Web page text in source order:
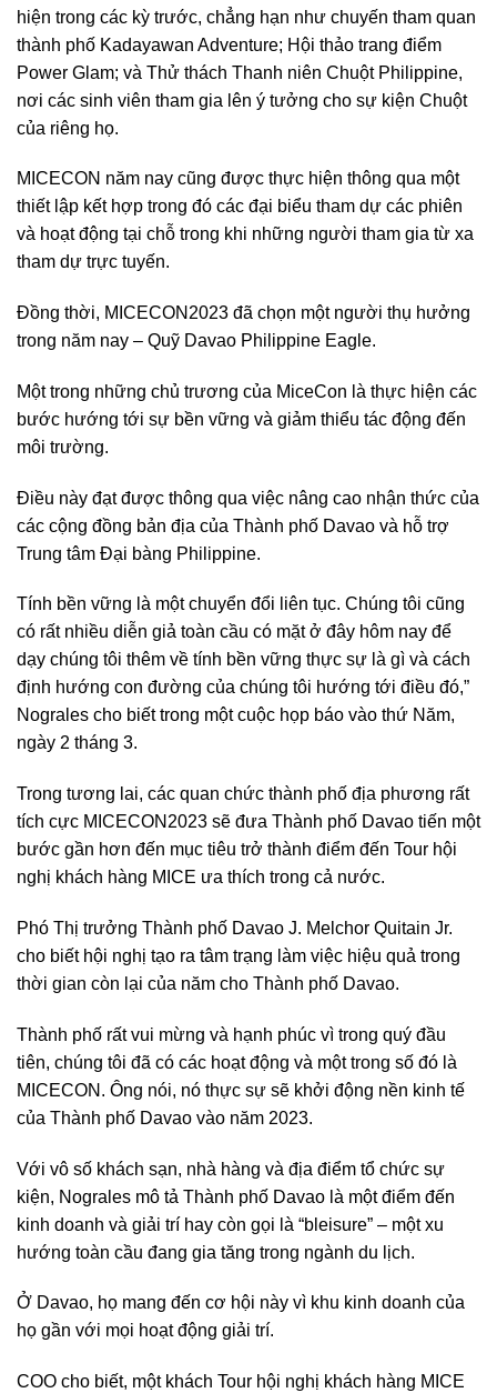
hiện trong các kỳ trước, chẳng hạn như chuyến tham quan
thành phố Kadayawan Adventure; Hội thảo trang điểm
Power Glam; và Thử thách Thanh niên Chuột Philippine,
nơi các sinh viên tham gia lên ý tưởng cho sự kiện Chuột
của riêng họ.
MICECON năm nay cũng được thực hiện thông qua một
thiết lập kết hợp trong đó các đại biểu tham dự các phiên
và hoạt động tại chỗ trong khi những người tham gia từ xa
tham dự trực tuyến.
Đồng thời, MICECON2023 đã chọn một người thụ hưởng
trong năm nay – Quỹ Davao Philippine Eagle.
Một trong những chủ trương của MiceCon là thực hiện các
bước hướng tới sự bền vững và giảm thiểu tác động đến
môi trường.
Điều này đạt được thông qua việc nâng cao nhận thức của
các cộng đồng bản địa của Thành phố Davao và hỗ trợ
Trung tâm Đại bàng Philippine.
Tính bền vững là một chuyển đổi liên tục. Chúng tôi cũng
có rất nhiều diễn giả toàn cầu có mặt ở đây hôm nay để
dạy chúng tôi thêm về tính bền vững thực sự là gì và cách
định hướng con đường của chúng tôi hướng tới điều đó,”
Nograles cho biết trong một cuộc họp báo vào thứ Năm,
ngày 2 tháng 3.
Trong tương lai, các quan chức thành phố địa phương rất
tích cực MICECON2023 sẽ đưa Thành phố Davao tiến một
bước gần hơn đến mục tiêu trở thành điểm đến Tour hội
nghị khách hàng MICE ưa thích trong cả nước.
Phó Thị trưởng Thành phố Davao J. Melchor Quitain Jr.
cho biết hội nghị tạo ra tâm trạng làm việc hiệu quả trong
thời gian còn lại của năm cho Thành phố Davao.
Thành phố rất vui mừng và hạnh phúc vì trong quý đầu
tiên, chúng tôi đã có các hoạt động và một trong số đó là
MICECON. Ông nói, nó thực sự sẽ khởi động nền kinh tế
của Thành phố Davao vào năm 2023.
Với vô số khách sạn, nhà hàng và địa điểm tổ chức sự
kiện, Nograles mô tả Thành phố Davao là một điểm đến
kinh doanh và giải trí hay còn gọi là “bleisure” – một xu
hướng toàn cầu đang gia tăng trong ngành du lịch.
Ở Davao, họ mang đến cơ hội này vì khu kinh doanh của
họ gần với mọi hoạt động giải trí.
COO cho biết, một khách Tour hội nghị khách hàng MICE